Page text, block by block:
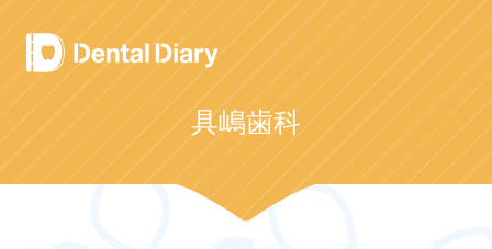
Skip
to
content
具嶋歯科